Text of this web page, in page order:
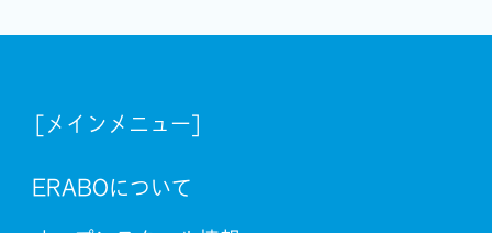
[メインメニュー]
ERABOについて